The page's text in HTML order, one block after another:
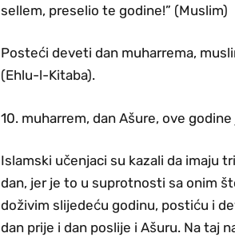
sellem, preselio te godine!” (Muslim)
Posteći deveti dan muharrema,
(Ehlu-l-Kitaba).
10. muharrem, dan Ašure, ove
Islamski učenjaci su kazali da imaju
dan, jer je to u suprotnosti sa onim
doživim slijedeću godinu, postiću i
dan prije i dan poslije i Ašuru. Na taj